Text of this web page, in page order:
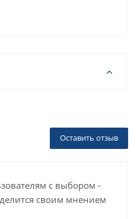
Оставить отзыв
с выбором -
своим мнением